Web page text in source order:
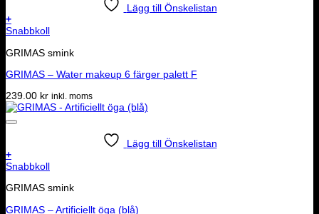
Lägg till Önskelistan
+
Snabbkoll
GRIMAS smink
GRIMAS – Water makeup 6 färger palett F
239.00 kr inkl. moms
Lägg till Önskelistan
+
Snabbkoll
GRIMAS smink
GRIMAS – Artificiellt öga (blå)